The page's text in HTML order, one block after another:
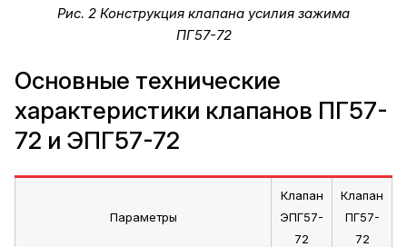
Рис. 2 Конструкция клапана усилия зажима
ПГ57-72
Основные технические
характеристики клапанов ПГ57-
72 и ЭПГ57-72
Параметры
Клапан
ЭПГ57-
72
Клапан
ПГ57-
72